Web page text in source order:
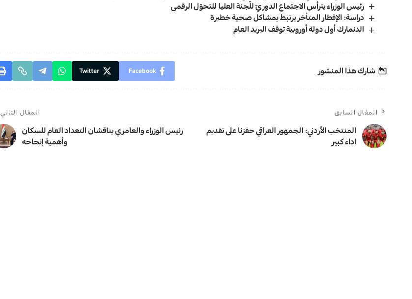
رئيس الوزراء يترأس الاجتماع الدوريّ للّجنة العليا للتحوّل الرقمي
دراسة: الإفطار المتأخر يرتبط بمشاكل صحية خطيرة
الدنمارك أول دولة أوروبية توقف البريد العام
شارك هذا المنشور Facebook
Twitter
المقال السابق
المنتخب الأردني: الجمهور العراقي حفزنا على تقديم
اداء كبير
المقال التالي
رئيس الوزراء والعامري يناقشان التعداد العام للسكان
وأهمية إنجاحه